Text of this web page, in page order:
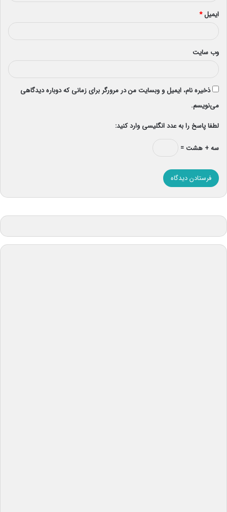
ایمیل*
وب‌ سایت
ذخیره نام، ایمیل و وبسایت من در مرورگر برای زمانی که دوباره دیدگاهی
می‌نویسم.
لطفا پاسخ را به عدد انگلیسی وارد کنید:
سه + هشت =